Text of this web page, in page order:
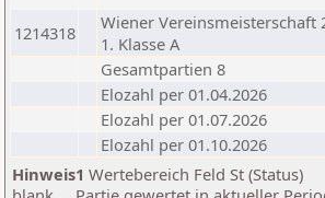
1214318
Wiener Vereinsmeisterschaft
1. Klasse A
Gesamtpartien 8
Elozahl per 01.04.2026
Elozahl per 01.07.2026
Elozahl per 01.10.2026
Hinweis1 Wertebereich Feld St (Status)